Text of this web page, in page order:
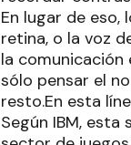
En lugar de
retina, o la voz
la
sólo pensar el
resto.En esta
Según IBM,